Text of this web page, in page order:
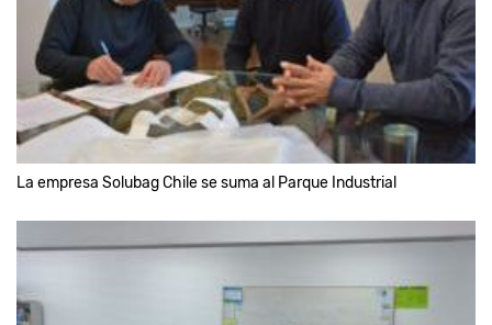
La empresa Solubag Chile se suma al Parque Industrial